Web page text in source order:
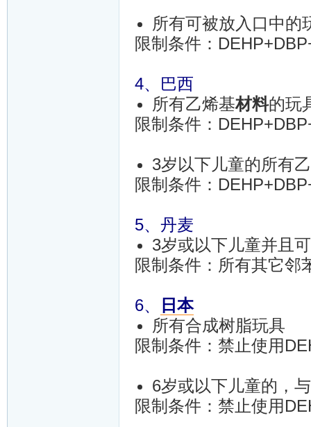
所有可被放入口中的
限制条件：
4、巴西
所有乙烯基材料的玩
限制条件：
3岁以下儿童的所有
限制条件：
5、丹麦
3岁或以下儿童并且
限制条件：所有其它邻
6、
日本
所有合成树脂玩具
限制条件：禁止使用
6岁或以下儿童的，
限制条件：禁止使用